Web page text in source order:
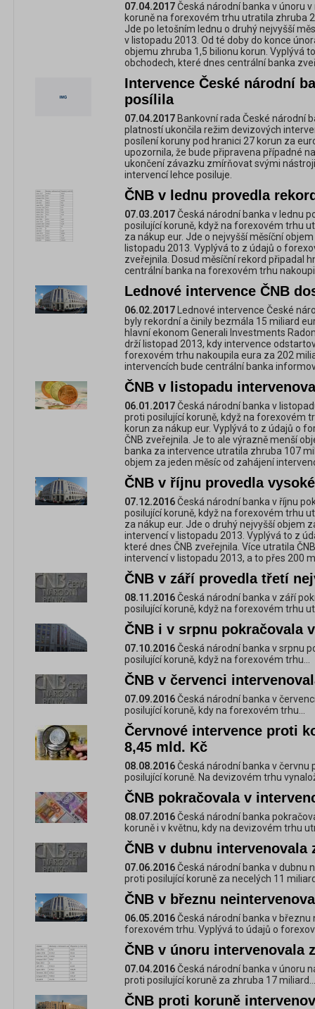
07.04.2017Česká národní banka v únoru
koruně na forexovém trhu utratila zhruba
Jde po letošním lednu o druhý nejvyšší
v listopadu 2013. Od té doby do konce
objemu zhruba 1,5 bilionu korun. Vyplývá
obchodech, které dnes centrální banka
Intervence České národní
posílila
07.04.2017 Bankovní rada České národní
platností ukončila režim devizových
posílení koruny pod hranici 27 korun za
upozornila, že bude připravena případné
ukončení závazku zmírňovat svými
intervencí lehce posiluje.
ČNB v lednu provedla
07.03.2017Česká národní banka v lednu
posilující koruně, když na forexovém trhu
za nákup eur. Jde o nejvyšší měsíční
listopadu 2013. Vyplývá to z údajů o
zveřejnila. Dosud měsíční rekord připadal
centrální banka na forexovém trhu
Lednové intervence ČNB
06.02.2017 Lednové intervence České
byly rekordní a činily bezmála 15 miliard
hlavní ekonom Generali Investments
drží listopad 2013, kdy intervence
forexovém trhu nakoupila eura za 202
intervencích bude centrální banka
ČNB v listopadu
06.01.2017Česká národní banka v
proti posilující koruně, když na forexovém
korun za nákup eur. Vyplývá to z údajů o
ČNB zveřejnila. Je to ale výrazně menší
banka za intervence utratila zhruba 107
objem za jeden měsíc od zahájení
ČNB v říjnu provedla
07.12.2016Česká národní banka v říjnu
posilující koruně, když na forexovém trhu
za nákup eur. Jde o druhý nejvyšší objem
intervencí v listopadu 2013. Vyplývá to z
které dnes ČNB zveřejnila. Více utratila
intervencí v listopadu 2013, a to přes 200
ČNB v září provedla třetí
08.11.2016Česká národní banka v září
posilující koruně, když na forexovém trhu
ČNB i v srpnu pokračovala
07.10.2016Česká národní banka v srpnu
posilující koruně, když na forexovém trhu...
ČNB v červenci
07.09.2016Česká národní banka v
posilující koruně, kdy na forexovém trhu...
Červnové intervence proti
8,45 mld. Kč
08.08.2016Česká národní banka v
posilující koruně. Na devizovém trhu
ČNB pokračovala v
08.07.2016Česká národní banka
koruně i v květnu, kdy na devizovém trhu
ČNB v dubnu intervenovala
07.06.2016Česká národní banka v dubnu
proti posilující koruně za necelých 11
ČNB v březnu
06.05.2016Česká národní banka v
forexovém trhu. Vyplývá to údajů o
ČNB v únoru intervenovala
07.04.2016Česká národní banka v únoru
proti posilující koruně za zhruba 17 miliard...
ČNB proti koruně